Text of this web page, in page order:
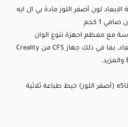
هذا الخيط يقدم نتائج استثنائية بفضل
أقوى وأكثر متانة من PLA
وظيفية وقطع مستخدمة يوميًا.
الابعاد لون أصفر اللوز مادة بي ال ايه
مع معظم اجهزة تنوع الوان
الفلمنت للطابعات ثلاثية الأبعاد، بما في ذلك جهاز CFS من Creality
(أصفر اللوز) خيط طباعة ثلاثية